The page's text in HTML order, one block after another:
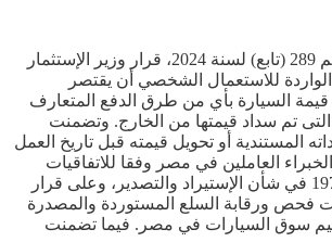
أصدر وزير الإستثمار والتجارة الخارجية، حسن الخطيب، القرار رقم 319 لسنة 2024 لتنظيم سوق السيارات في مصر. ونشرت جريدة الوقائع المصرية في عددها رقم 289 (تابع) لسنة 2024، قرار وزير الإستثمار
الواردة للاستعمال الشخصي أن يقتصر
المستورد قيمة السيارة بأي من طرق الدفع المتعارف
العاملين المقيمين بالخارج التى تم سداد قيمتها من الخارج. وتضمنت
المستندية أو تحويل قيمته قبل تاريخ العمل
العاملين في مصر وفقا للاتفاقيات
الدولية والضوابط المنظمة لذلك. وذكرت الوقائع المصرية أن هذا القرار الصادر عن وزير الإستثمار والتجارة الخارجية جاء بعد الإطلاع على القانون رقم 118 لسنة 1975 في شأن الإستيراد والتصدير، وعلى قرار
118 لسنة 1975 في شأن الإستيراد والتصدير ونظام إجراءات فحص ورقابة السلع المستوردة والمصدرة
الوزارة لتنظيم سوق السيارات في مصر. فيما تضمنت